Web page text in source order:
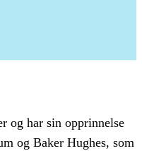
og har sin opprinnelse
og Baker Hughes, som